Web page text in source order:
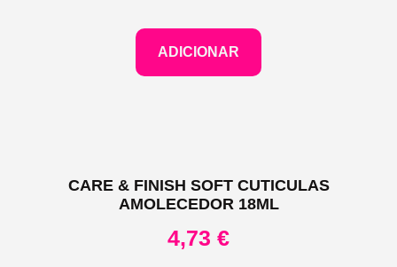
ADICIONAR
CARE & FINISH SOFT CUTICULAS
AMOLECEDOR 18ML
4,73 €